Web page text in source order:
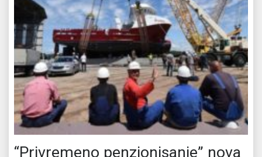
“Privremeno penzionisanje” nova